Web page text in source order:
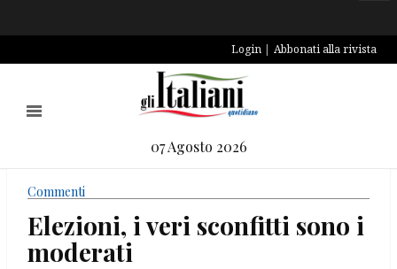
Login Abbonati alla rivista
07 Agosto 2026
Commenti
Elezioni, i veri sconfitti sono i
moderati